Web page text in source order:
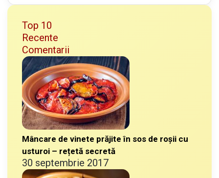
Top 10
Recente
Comentarii
Mâncare de vinete prăjite în sos de roșii cu
usturoi – rețetă secretă
30 septembrie 2017